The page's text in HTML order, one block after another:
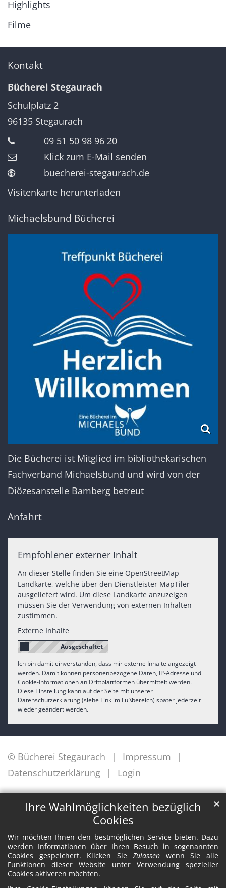
Ihre Wahlmöglichkeiten bezüglich
Cookies
Wir möchten Ihnen den bestmöglichen Service bieten. Dazu
werden Informationen über Ihren Besuch in sogenannten
Cookies gespeichert. Klicken SieZulassen wenn Sie alle
Funktionen dieser Website unter Verwendung spezieller
Cookies aktiveren möchten.
✕
Highlights
Filme
Kontakt
Bücherei Stegaurach
Schulplatz 2
96135 Stegaurach
09 51 50 98 96 20
Klick zum E-Mail senden
buecherei-stegaurach.de
Visitenkarte herunterladen
Michaelsbund Bücherei
Die Bücherei ist Mitglied im bibliothekarischen
Fachverband Michaelsbund und wird von der
Diözesanstelle Bamberg betreut
Anfahrt
Empfohlener externer Inhalt
An dieser Stelle finden Sie eine OpenStreetMap
Landkarte, welche über den Dienstleister MapTiler
ausgeliefert wird. Um diese Landkarte anzuzeigen
müssen Sie der Verwendung von externen Inhalten
zustimmen.
Externe Inhalte
Ich bin damit einverstanden, dass mir externe Inhalte angezeigt
werden. Damit können personenbezogene Daten, IP-Adresse und
Cookie-Informationen an Drittplattformen übermittelt werden.
Diese Einstellung kann auf der Seite mit unserer
Datenschutzerklärung (siehe Link im Fußbereich) später jederzeit
wieder geändert werden.
© Bücherei Stegaurach
Impressum
Datenschutzerklärung
Login